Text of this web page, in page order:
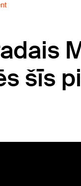
šīs